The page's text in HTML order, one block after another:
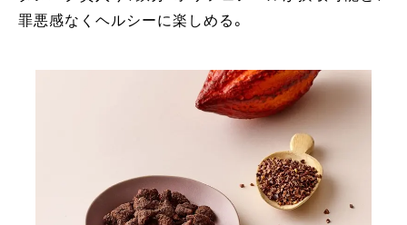
罪悪感なくヘルシーに楽しめる。